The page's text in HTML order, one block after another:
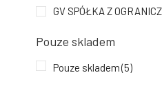
Pouze skladem
Pouze skladem(5)